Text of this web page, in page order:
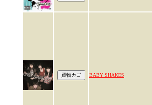
BABY SHAKES